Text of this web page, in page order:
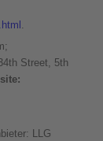
.
Street, 5th
LLG